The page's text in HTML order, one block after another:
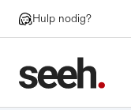
Hulp nodig?